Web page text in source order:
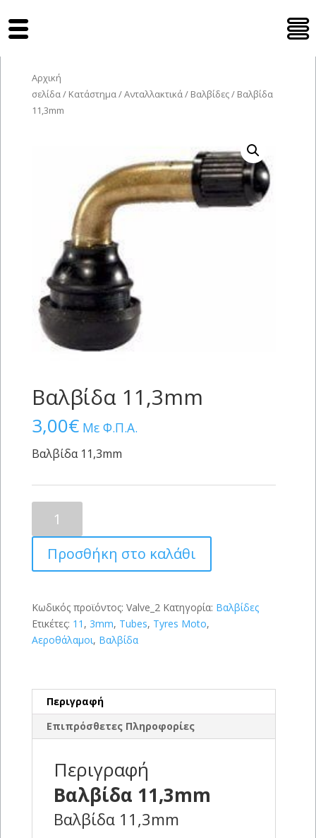
Αρχική
σελίδα/ Κατάστημα/Ανταλλακτικά/ Βαλβίδες/ Βαλβίδα
11,3mm
Βαλβίδα 11,3mm
3,00€ Με Φ.Π.Α.
Βαλβίδα 11,3mm
11,3mm
ποσότητα
Προσθήκη στο καλάθι
Κωδικός προϊόντος: Valve_2 Κατηγορία: Βαλβίδες
Ετικέτες: 11 , 3mm, Tubes, Tyres Moto,
Αεροθάλαμοι, Βαλβίδα
Περιγραφή
Επιπρόσθετες Πληροφορίες
Περιγραφή
Βαλβίδα 11,3mm
Βαλβίδα 11,3mm